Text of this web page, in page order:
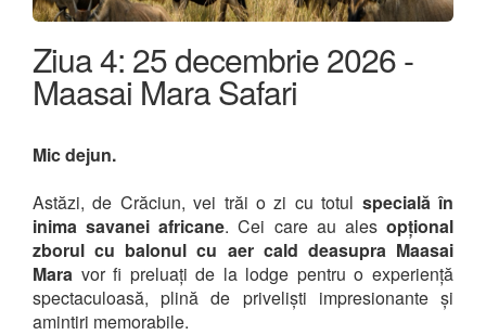
Ziua 4: 25 decembrie 2026 -
Maasai Mara Safari
Mic dejun.
Astăzi, de Crăciun, vei trăi o zi cu totul specială în
inima savanei africane. Cei care au alesopțional
zborul cu balonul cu aer cald deasupra Maasai
Mara vor fi preluați de la lodge pentru o experiență
spectaculoasă, plină de priveliști impresionante și
amintiri memorabile.